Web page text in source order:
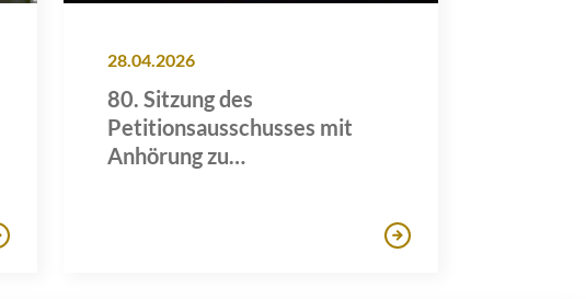
28.04.2026
80. Sitzung des
Petitionsausschusses mit
Anhörung zu